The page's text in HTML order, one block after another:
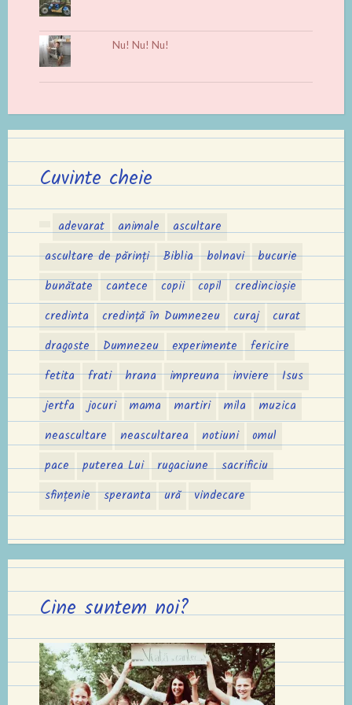
Nu! Nu! Nu!
Cuvinte cheie
adevarat animale
ascultare
ascultare de părinți
Biblia bolnavi
bucurie
bunătate
cantece copii copil
credincioșie
credinta
credință în Dumnezeu curaj
curat
dragoste
Dumnezeu experimente
fericire
fetita
frati hrana impreuna inviere
Isus
jertfa
jocuri mama martiri mila
muzica
neascultare
neascultarea notiuni
omul
pace
puterea Lui rugaciune
sacrificiu
sfințenie
speranta ură vindecare
Cine suntem noi?